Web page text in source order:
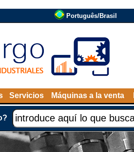
Português/Brasil
Servicios Máquinas a la venta